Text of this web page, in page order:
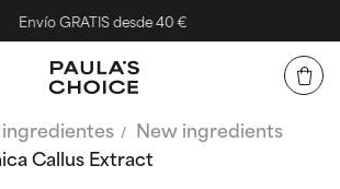
Envío GRATIS desde 40 €
New ingredients
Callus Extract